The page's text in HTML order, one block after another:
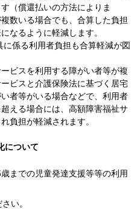
（償還払いの方法によりま
数いる場合でも、合算した負担
なるように軽減します。
係る利用者負担も合算軽減が図
ビスを利用する障がい者等が複
ビスと介護保険法に基づく居宅
者等がいる場合などで、利用者
える場合には、高額障害福祉サ
負担が軽減されます。
について
までの児童発達支援等等の利用
い。